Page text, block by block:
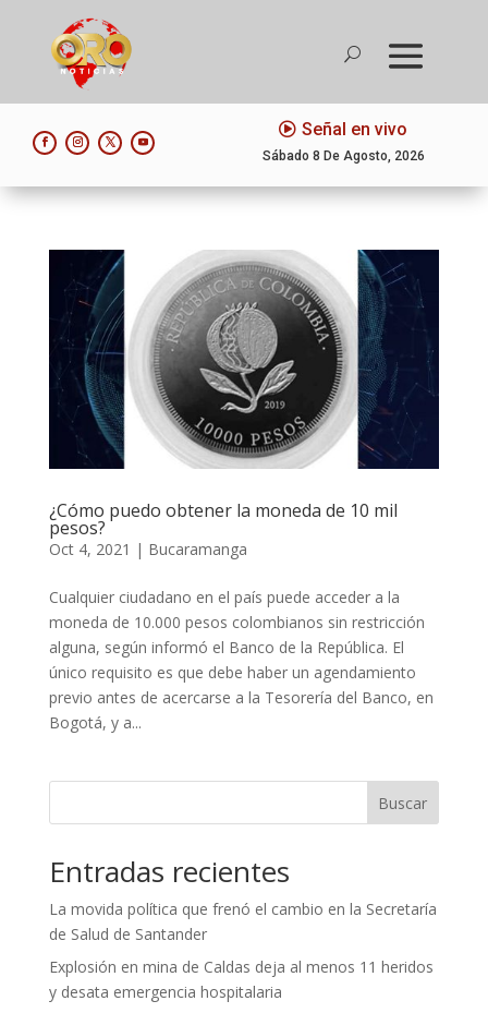
Señal en vivo
Sábado 8 De Agosto, 2026
¿Cómo puedo obtener la moneda de 10 mil
pesos?
Oct 4, 2021 | Bucaramanga
Cualquier ciudadano en el país puede acceder a la
moneda de 10.000 pesos colombianos sin restricción
alguna, según informó el Banco de la República. El
único requisito es que debe haber un agendamiento
previo antes de acercarse a la Tesorería del Banco, en
Bogotá, y a...
Buscar
Entradas recientes
La movida política que frenó el cambio en la Secretaría
de Salud de Santander
Explosión en mina de Caldas deja al menos 11 heridos
y desata emergencia hospitalaria